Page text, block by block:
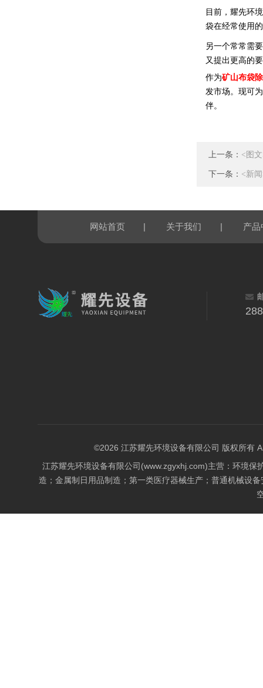
目前， 耀先环
袋在经常使用
另一个常常需
又提出更高的
作为矿山布袋
发市场。现可
伴。
上一条： <图
下一条： <新
网站首页 | 关于我们 | 产品
©2026 江苏耀先环境设备有限公司 版权所有
江苏耀先环境设备有限公司(www.zgyxhj.com)主营：环境
造；金属制日用品制造；第一类医疗器械生产；普通机械设